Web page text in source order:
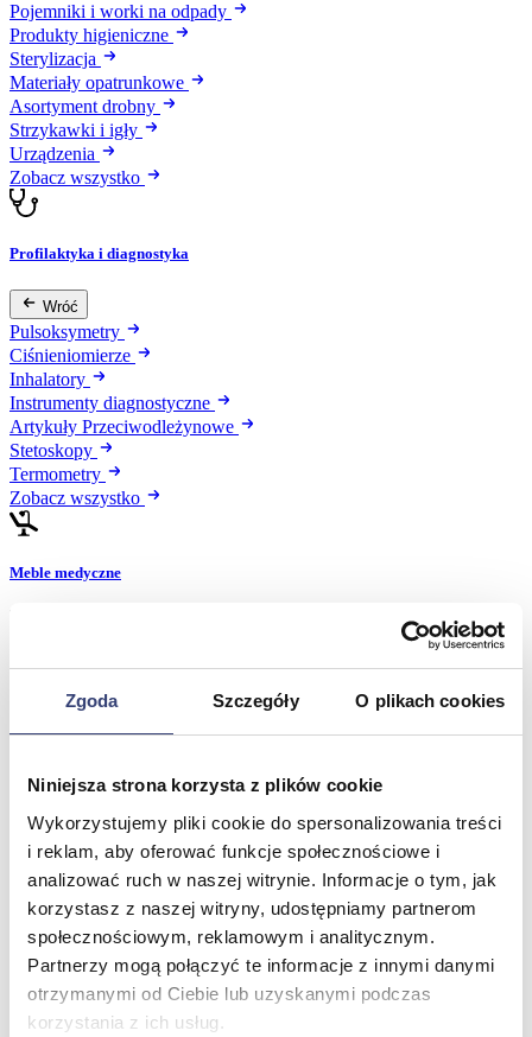
Zgoda Szczegóły O plikach cookies
Niniejsza strona korzysta z plików cookie
Wykorzystujemy pliki cookie do spersonalizowania treści
i reklam, aby oferować funkcje społecznościowe i
analizować ruch w naszej witrynie. Informacje o tym, jak
korzystasz z naszej witryny, udostępniamy partnerom
społecznościowym, reklamowym i analitycznym.
Partnerzy mogą połączyć te informacje z innymi danymi
otrzymanymi od Ciebie lub uzyskanymi podczas
korzystania z ich usług.
Pojemniki i worki na odpady
Produkty higieniczne
Sterylizacja
Materiały opatrunkowe
Asortyment drobny
Strzykawki i igły
Urządzenia
Zobacz wszystko
Profilaktyka i diagnostyka
Wróć
Pulsoksymetry
Ciśnieniomierze
Inhalatory
Instrumenty diagnostyczne
Artykuły Przeciwodleżynowe
Stetoskopy
Termometry
Zobacz wszystko
Meble medyczne
Pielęgnacja mebli
Taborety i krzesła
Zobacz wszystko
Wróć
Fotele do masażu
Urządzenia
Zdrowie i uroda
Zobacz wszystko